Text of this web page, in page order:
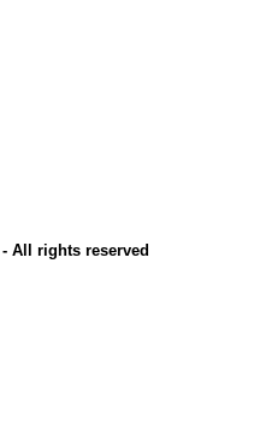
All rights reserved